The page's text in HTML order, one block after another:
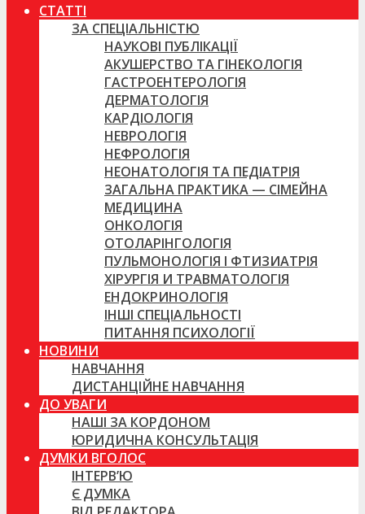
СТАТТІ
ЗА СПЕЦІАЛЬНІСТЮ
НАУКОВІ ПУБЛІКАЦІЇ
АКУШЕРСТВО ТА ГІНЕКОЛОГІЯ
ГАСТРОЕНТЕРОЛОГІЯ
ДЕРМАТОЛОГІЯ
КАРДІОЛОГІЯ
НЕВРОЛОГІЯ
НЕФРОЛОГІЯ
НЕОНАТОЛОГІЯ ТА ПЕДІАТРІЯ
ЗАГАЛЬНА ПРАКТИКА — СІМЕЙНА
МЕДИЦИНА
ОНКОЛОГІЯ
ОТОЛАРІНГОЛОГІЯ
ПУЛЬМОНОЛОГІЯ І ФТИЗИАТРІЯ
ХІРУРГІЯ И ТРАВМАТОЛОГІЯ
ЕНДОКРИНОЛОГІЯ
ІНШІ СПЕЦІАЛЬНОСТІ
ПИТАННЯ ПСИХОЛОГІЇ
НОВИНИ
НАВЧАННЯ
ДИСТАНЦІЙНЕ НАВЧАННЯ
ДО УВАГИ
НАШІ ЗА КОРДОНОМ
ЮРИДИЧНА КОНСУЛЬТАЦІЯ
ДУМКИ ВГОЛОС
ІНТЕРВ’Ю
Є ДУМКА